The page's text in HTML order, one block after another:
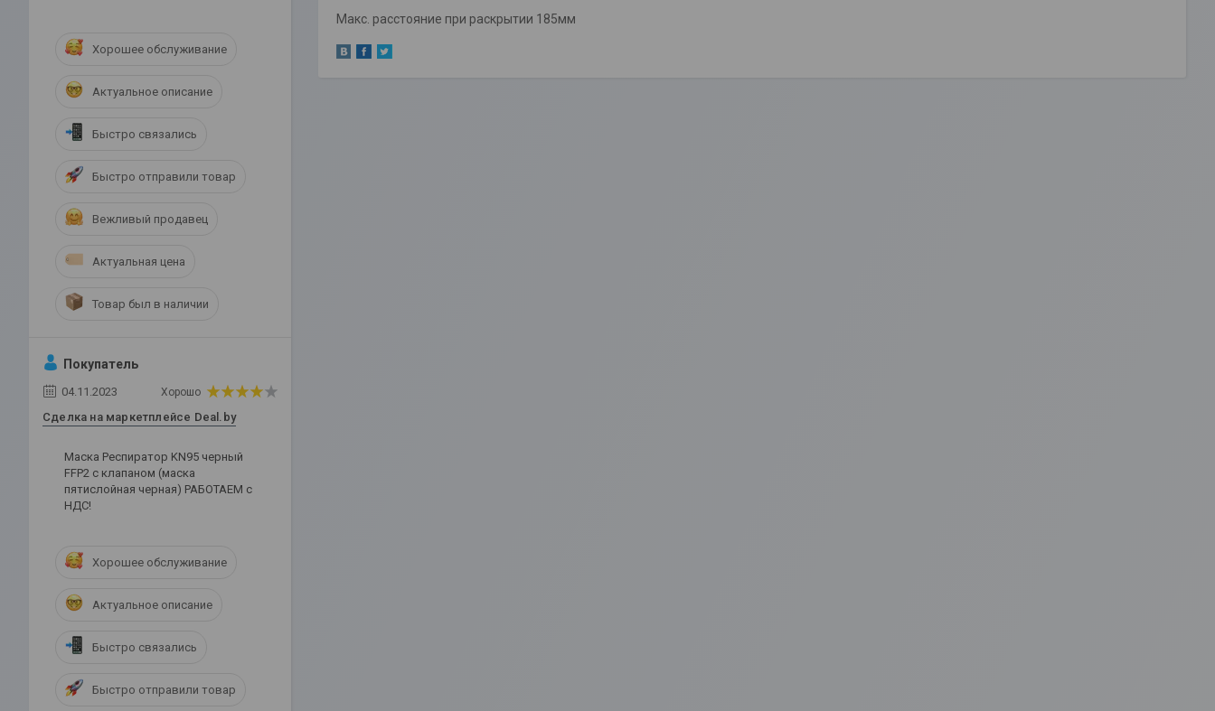
Макс. расстояние при раскрытии 185мм
Хорошее обслуживание
Актуальное описание
Быстро связались
Быстро отправили товар
Вежливый продавец
Актуальная цена
Товар был в наличии
Покупатель
04.11.2023 Хорошо
Сделка на маркетплейсе Deal.by
Маска Респиратор KN95 черный
FFP2 с клапаном (маска
пятислойная черная) РАБОТАЕМ с
НДС!
Хорошее обслуживание
Актуальное описание
Быстро связались
Быстро отправили товар